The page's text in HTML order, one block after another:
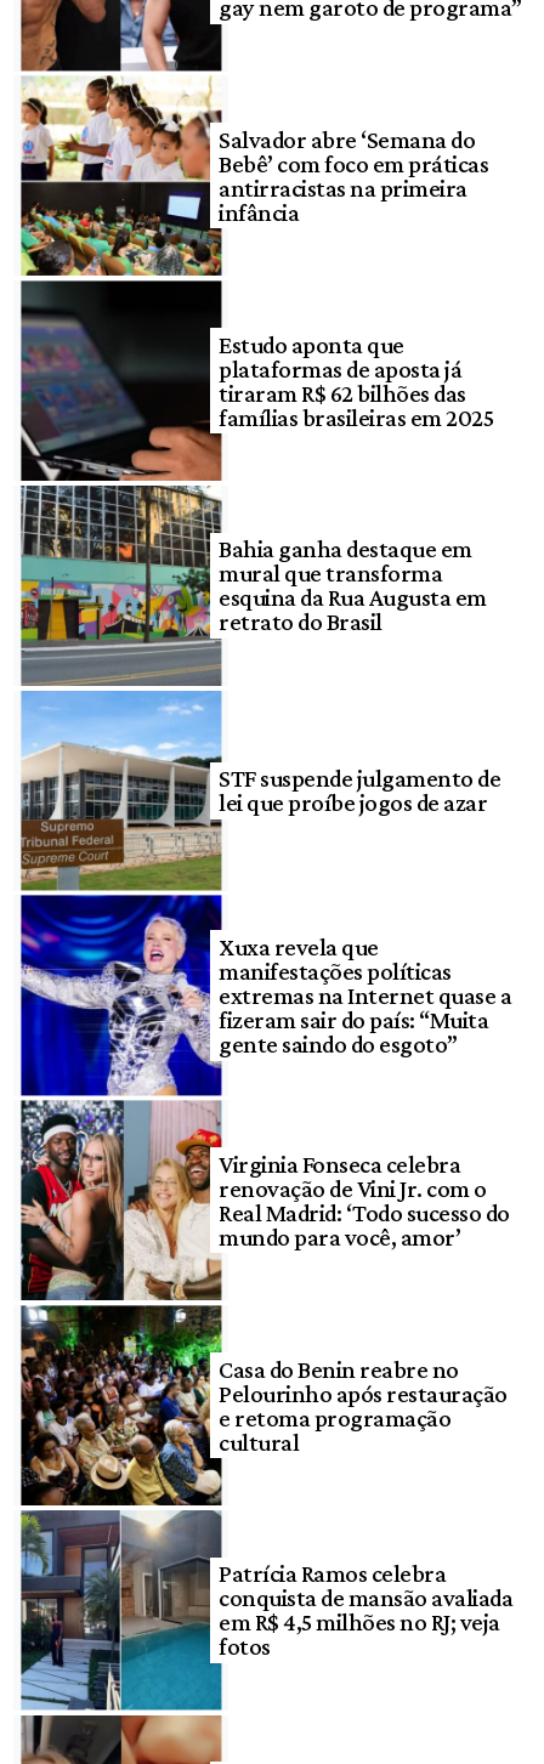
gay nem garoto de programa”
Salvador abre ‘Semana do
Bebê’ com foco em práticas
antirracistas na primeira
infância
Estudo aponta que
plataformas de aposta já
tiraram R$ 62 bilhões das
famílias brasileiras em 2025
Bahia ganha destaque em
mural que transforma
esquina da Rua Augusta em
retrato do Brasil
STF suspende julgamento de
lei que proíbe jogos de azar
Xuxa revela que
manifestações políticas
extremas na Internet quase a
fizeram sair do país: “Muita
gente saindo do esgoto”
Virginia Fonseca celebra
renovação de Vini Jr. com o
Real Madrid: ‘Todo sucesso do
mundo para você, amor’
Casa do Benin reabre no
Pelourinho após restauração
e retoma programação
cultural
Patrícia Ramos celebra
conquista de mansão avaliada
em R$ 4,5 milhões no RJ; veja
fotos